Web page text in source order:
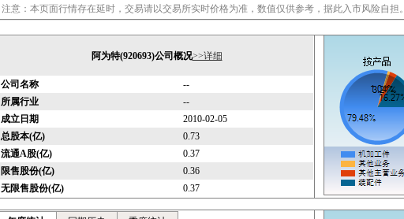
注意：本页面行情存在延时，交易请以交易所实时价格为准，数值仅供参考，据此入市风险自担。
阿为特(920693)公司概况>>详细
公司名称
--
所属行业
--
成立日期
2010-02-05
总股本(亿)
0.73
流通A股(亿)
0.37
限售股份(亿)
0.36
无限售股份(亿)
0.37